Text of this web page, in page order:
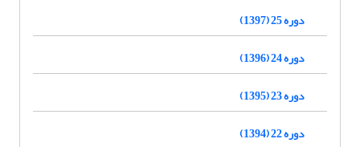
دوره 25 (1397)
دوره 24 (1396)
دوره 23 (1395)
دوره 22 (1394)